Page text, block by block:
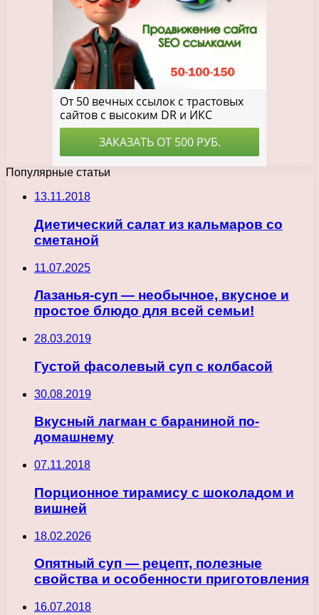
Популярные статьи
13.11.2018
Диетический салат из кальмаров со
сметаной
11.07.2025
Лазанья-суп — необычное, вкусное и
простое блюдо для всей семьи!
28.03.2019
Густой фасолевый суп с колбасой
30.08.2019
Вкусный лагман с бараниной по-
домашнему
07.11.2018
Порционное тирамису с шоколадом и
вишней
18.02.2026
Опятный суп — рецепт, полезные
свойства и особенности приготовления
16.07.2018